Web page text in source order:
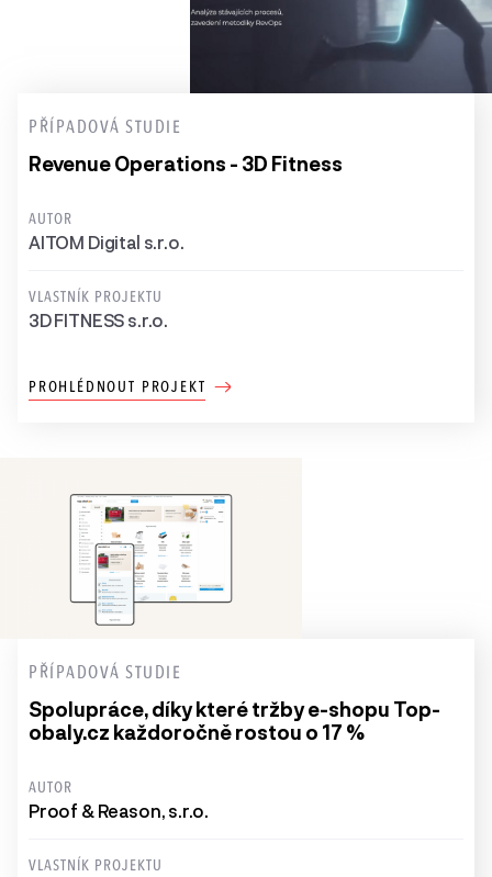
PŘÍPADOVÁ STUDIE
Revenue Operations - 3D Fitness
AUTOR
AITOM Digital s.r.o.
VLASTNÍK PROJEKTU
3D FITNESS s.r.o.
PROHLÉDNOUT PROJEKT
PŘÍPADOVÁ STUDIE
Spolupráce, díky které tržby e-shopu Top-
obaly.cz každoročně rostou o 17 %
AUTOR
Proof & Reason, s.r.o.
VLASTNÍK PROJEKTU